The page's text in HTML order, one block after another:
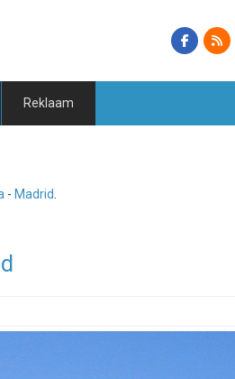
Reklaam
- Madrid